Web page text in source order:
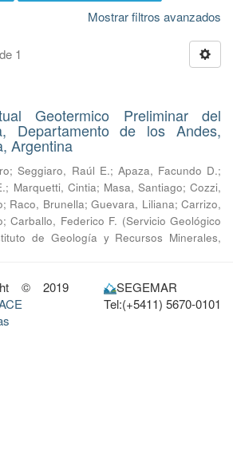
Mostrar filtros avanzados
1
Geotermico Preliminar del
Departamento de los Andes,
Argentina
;Seggiaro, Raúl E.; Apaza, Facundo D.;
; Marquetti, Cintia; Masa, Santiago; Cozzi,
; Raco, Brunella;Guevara, Liliana;Carrizo,
;Carballo, Federico F. (Servicio Geológico
de Geología y Recursos Minerales,
© 2019
SEGEMAR
Tel:(+5411) 5670-0101